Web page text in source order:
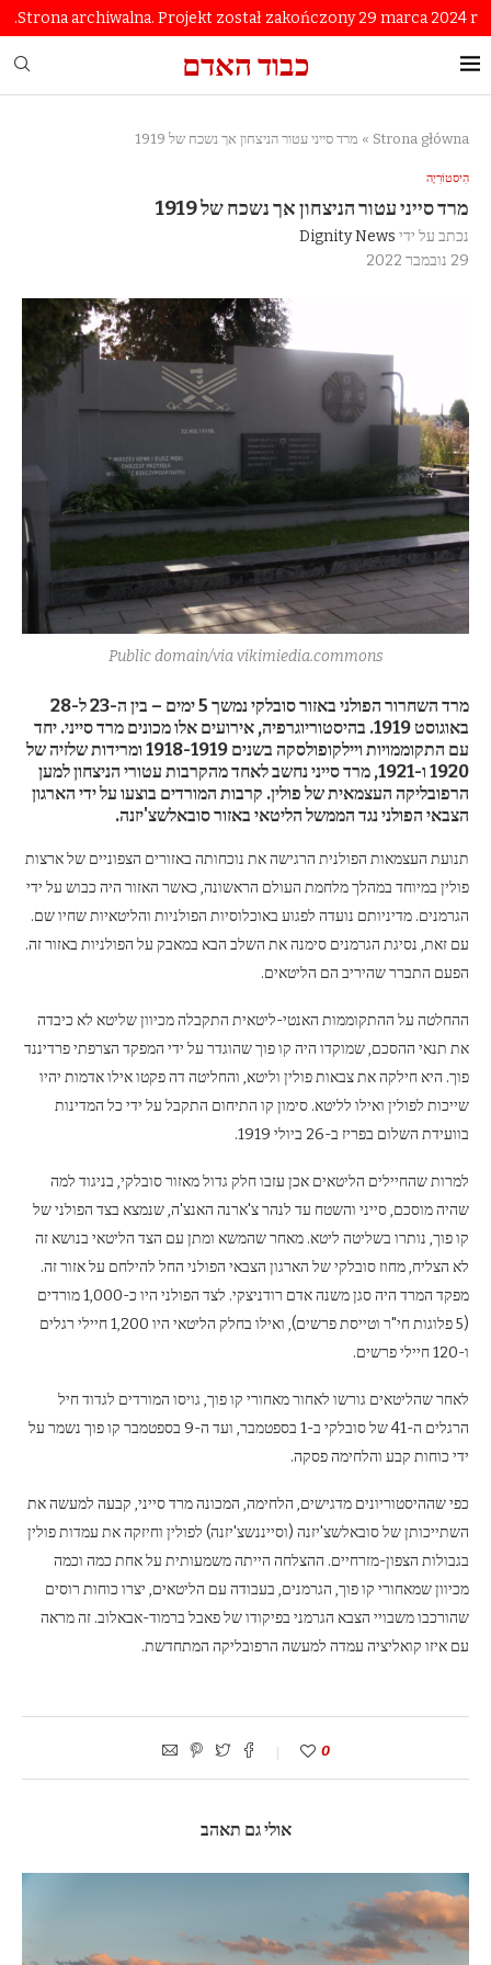
Strona archiwalna. Projekt został zakończony 29 marca 2024 r.
כבוד האדם
Strona główna
» מרד סייני עטור הניצחון אך נשכח של 1919
הִיסטוֹרִיָה
מרד סייני עטור הניצחון אך נשכח של 1919
נכתב על ידי Dignity News
29 נובמבר 2022
Public domain/via vikimiedia.commons
מרד השחרור הפולני באזור סובלקי נמשך 5 ימים – בין ה-23 ל-28
באוגוסט 1919. בהיסטוריוגרפיה, אירועים אלו מכונים מרד סייני. יחד
עם התקוממויות ויילקופולסקה בשנים 1918-1919 ומרידות שלזיה של
1920 ו-1921, מרד סייני נחשב לאחד מהקרבות עטורי הניצחון למען
הרפובליקה העצמאית של פולין. קרבות המורדים בוצעו על ידי הארגון
הצבאי הפולני נגד הממשל הליטאי באזור סובאלשצ'יזנה.
תנועת העצמאות הפולנית הרגישה את נוכחותה באזורים הצפוניים של ארצות
פולין במיוחד במהלך מלחמת העולם הראשונה, כאשר האזור היה כבוש על ידי
הגרמנים. מדיניותם נועדה לפגוע באוכלוסיות הפולניות והליטאיות שחיו שם.
עם זאת, נסיגת הגרמנים סימנה את השלב הבא במאבק על הפולניות באזור זה.
הפעם התברר שהיריב הם הליטאים.
ההחלטה על ההתקוממות האנטי-ליטאית התקבלה מכיוון שליטא לא כיבדה
את תנאי ההסכם, שמוקדו היה קו פוך שהוגדר על ידי המפקד הצרפתי פרדיננד
פוך. היא חילקה את צבאות פולין וליטא, והחליטה דה פקטו אילו אדמות יהיו
שייכות לפולין ואילו לליטא. סימון קו התיחום התקבל על ידי כל המדינות
בוועידת השלום בפריז ב-26 ביולי 1919.
למרות שהחיילים הליטאים אכן עזבו חלק גדול מאזור סובלקי, בניגוד למה
שהיה מוסכם, סייני והשטח עד לנהר צ'ארנה האנצ'ה, שנמצא בצד הפולני של
קו פוך, נותרו בשליטה ליטא. מאחר שהמשא ומתן עם הצד הליטאי בנושא זה
לא הצליח, מחוז סובלקי של הארגון הצבאי הפולני החל להילחם על אזור זה.
מפקד המרד היה סגן משנה אדם רודניצקי. לצד הפולני היו כ-1,000 מורדים
(5 פלוגות חי"ר וטייסת פרשים), ואילו בחלק הליטאי היו 1,200 חיילי רגלים
ו-120 חיילי פרשים.
לאחר שהליטאים גורשו לאחור מאחורי קו פוך, גויסו המורדים לגדוד חיל
הרגלים ה-41 של סובלקי ב-1 בספטמבר, ועד ה-9 בספטמבר קו פוך נשמר על
ידי כוחות קבע והלחימה פסקה.
כפי שההיסטוריונים מדגישים, הלחימה, המכונה מרד סייני, קבעה למעשה את
השתייכותן של סובאלשצ'יזנה (וסייננשצ'יזנה) לפולין וחיזקה את עמדות פולין
בגבולות הצפון-מזרחיים. ההצלחה הייתה משמעותית על אחת כמה וכמה
מכיוון שמאחורי קו פוך, הגרמנים, בעבודה עם הליטאים, יצרו כוחות רוסים
שהורכבו משבויי הצבא הגרמני בפיקודו של פאבל ברמוד-אבאלוב. זה מראה
עם איזו קואליציה עמדה למעשה הרפובליקה המתחדשת.
0
אולי גם תאהב